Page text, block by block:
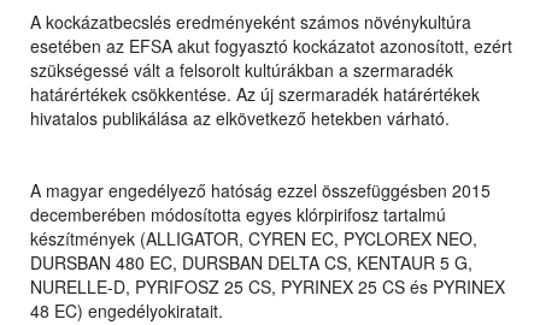
A kockázatbecslés eredményeként számos növénykultúra
esetében az EFSA akut fogyasztó kockázatot azonosított, ezért
szükségessé vált a felsorolt kultúrákban a szermaradék
határértékek csökkentése. Az új szermaradék határértékek
hivatalos publikálása az elkövetkező hetekben várható.
A magyar engedélyező hatóság ezzel összefüggésben 2015
decemberében módosította egyes klórpirifosz tartalmú
készítmények (ALLIGATOR, CYREN EC, PYCLOREX NEO,
DURSBAN 480 EC, DURSBAN DELTA CS, KENTAUR 5 G,
NURELLE-D, PYRIFOSZ 25 CS, PYRINEX 25 CS és PYRINEX
48 EC) engedélyokiratait.